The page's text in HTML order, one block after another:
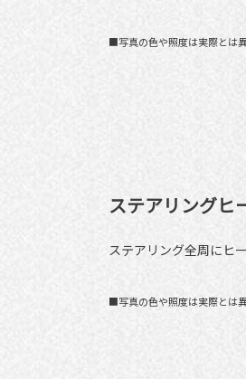
■写真の色や照度は実際とは異
ステアリングヒ
ステアリング全周にヒ
■写真の色や照度は実際とは異